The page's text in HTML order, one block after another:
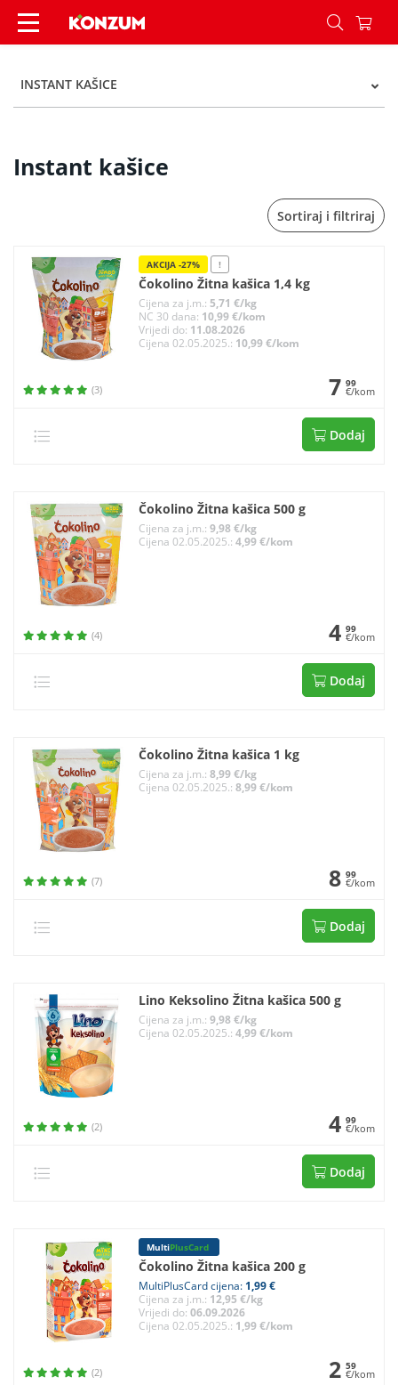
Instant kašice - Kategorije - Konzum
INSTANT KAŠICE
Instant kašice
Sortiraj i filtriraj
AKCIJA -27% !
Čokolino Žitna kašica 1,4 kg
Cijena za j.m.: 5,71 €/kg
NC 30 dana: 10,99 €/kom
Vrijedi do: 11.08.2026
Cijena 02.05.2025.: 10,99 €/kom
(3) 7 99
€/kom
Dodaj
Čokolino Žitna kašica 500 g
Cijena za j.m.: 9,98 €/kg
Cijena 02.05.2025.: 4,99 €/kom
(4) 4 99
€/kom
Dodaj
Čokolino Žitna kašica 1 kg
Cijena za j.m.: 8,99 €/kg
Cijena 02.05.2025.: 8,99 €/kom
(7) 8 99
€/kom
Dodaj
Lino Keksolino Žitna kašica 500 g
Cijena za j.m.: 9,98 €/kg
Cijena 02.05.2025.: 4,99 €/kom
(2) 4 99
€/kom
Dodaj
MultiPlusCard
Čokolino Žitna kašica 200 g
MultiPlusCard cijena: 1,99 €
Cijena za j.m.: 12,95 €/kg
Vrijedi do: 06.09.2026
Cijena 02.05.2025.: 1,99 €/kom
(2) 2 59
€/kom